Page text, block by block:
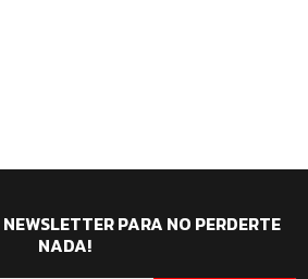
PARA NO PERDERTE
NADA!